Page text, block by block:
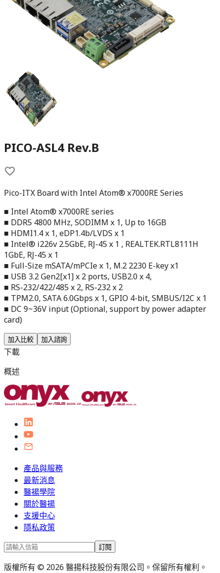
PICO-ASL4 Rev.B
Pico-ITX Board with Intel Atom® x7000RE Series
■ Intel Atom® x7000RE series
■ DDR5 4800 MHz, SODIMM x 1, Up to 16GB
■ HDMI1.4 x 1, eDP1.4b/LVDS x 1
■ Intel® i226v 2.5GbE, RJ-45 x 1 , REALTEK.RTL8111H
1GbE, RJ-45 x 1
■ Full-Size mSATA/mPCIe x 1, M.2 2230 E-key x1
■ USB 3.2 Gen2[x1] x 2 ports, USB2.0 x 4,
■ RS-232/422/485 x 2, RS-232 x 2
■ TPM2.0, SATA 6.0Gbps x 1, GPIO 4-bit, SMBUS/I2C x 1
■ DC 9~36V input (Optional, support by power adapter
card)
加入比較 加入諮詢
下載
概述
產品與服務
最新消息
醫揚學院
關於醫揚
支援中心
隱私政策
訂閱
版權所有 © 2026 醫揚科技股份有限公司。保留所有權利。